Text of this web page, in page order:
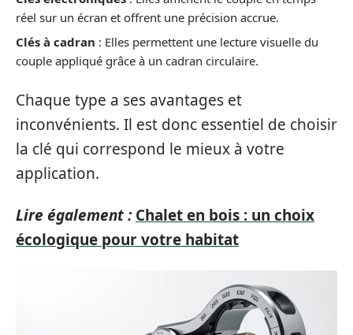
réel sur un écran et offrent une précision accrue.
Clés à cadran : Elles permettent une lecture visuelle du
couple appliqué grâce à un cadran circulaire.
Chaque type a ses avantages et
inconvénients. Il est donc essentiel de choisir
la clé qui correspond le mieux à votre
application.
Lire également : Chalet en bois : un choix
écologique pour votre habitat